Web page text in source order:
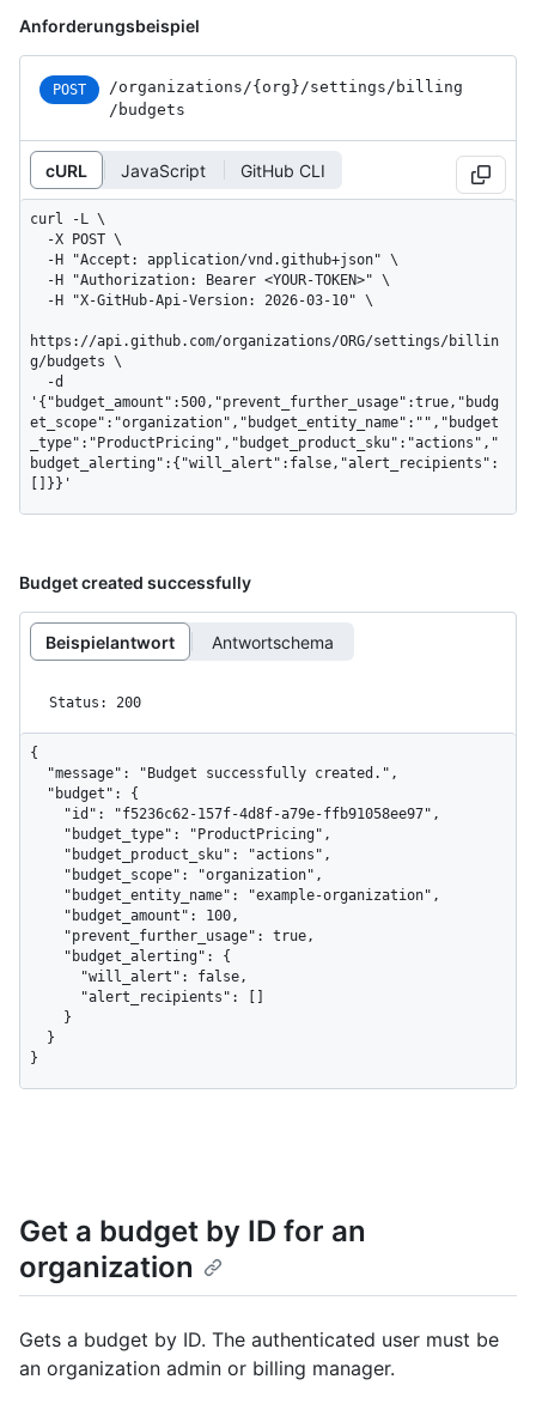
Anforderungsbeispiel
POST /organizations/{org}/settings/billing
/budgets
cURL JavaScript GitHub CLI
curl -L \
https://api.github.com/organizations/ORG/settings/billin
g/budgets \
'{"budget_amount":500,"prevent_further_usage":true,"budg
et_scope":"organization","budget_entity_name":"","budget
_type":"ProductPricing","budget_product_sku":"actions","
budget_alerting":{"will_alert":false,"alert_recipients":
[]}}'
Budget created successfully
Beispielantwort Antwortschema
Status: 200
{
}
Get a budget by ID for an
organization
Gets a budget by ID. The authenticated user must be
an organization admin or billing manager.